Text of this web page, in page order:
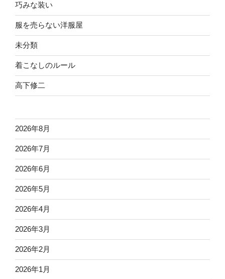
巧みな装い
服を売らない洋服屋
未分類
着こなしのルール
高下修二
2026年8月
2026年7月
2026年6月
2026年5月
2026年4月
2026年3月
2026年2月
2026年1月